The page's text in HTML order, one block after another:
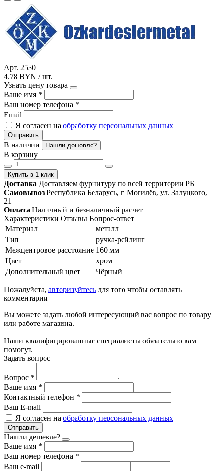
Арт. 2530
4.78 BYN / шт.
Узнать цену товара
Ваше имя *
Ваш номер телефона *
Email
Я согласен на обработку персональных данных
Отправить
В наличии Нашли дешевле?
В корзину
Купить в 1 клик
Доставка Доставляем фурнитуру по всей территории РБ
Самовывоз Республика Беларусь, г. Могилёв, ул. Залуцкого,
21
Оплата Наличный и безналичный расчет
Характеристики Отзывы Вопрос-ответ
Материал
металл
Тип
ручка-рейлинг
Межцентровое расстояние 160 мм
Цвет
хром
Дополнительный цвет
Чёрный
Пожалуйста, авторизуйтесь для того чтобы оставлять
комментарии
Вы можете задать любой интересующий вас вопрос по товару
или работе магазина.
Наши квалифицированные специалисты обязательно вам
помогут.
Задать вопрос
Вопрос *
Ваше имя *
Контактный телефон *
Ваш E-mail
Я согласен на обработку персональных данных
Отправить
Нашли дешевле?
Ваше имя *
Ваш номер телефона *
Ваш e-mail